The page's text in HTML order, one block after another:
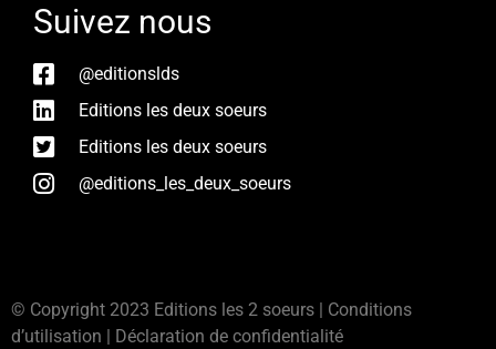
Suivez nous
@editionslds
Editions les deux soeurs
Editions les deux soeurs
@editions_les_deux_soeurs
© Copyright 2023 Editions les 2 soeurs | Conditions
d’utilisation | Déclaration de confidentialité